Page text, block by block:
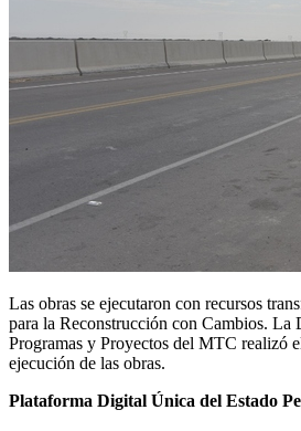
Las obras se ejecutaron con recursos
para la Reconstrucción con Cambios. La
Programas y Proyectos del MTC realizó
ejecución de las obras.
Plataforma Digital Única del Estado